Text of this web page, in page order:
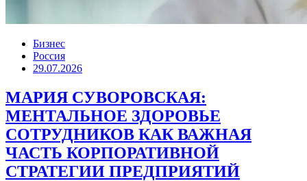
Бизнес
Россия
29.07.2026
МАРИЯ СУВОРОВСКАЯ:
МЕНТАЛЬНОЕ ЗДОРОВЬЕ
СОТРУДНИКОВ КАК ВАЖНАЯ
ЧАСТЬ КОРПОРАТИВНОЙ
СТРАТЕГИИ ПРЕДПРИЯТИЙ